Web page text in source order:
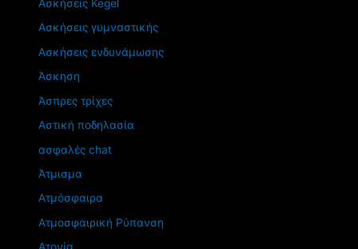
Ασκήσεις Kegel
Ασκήσεις γυμναστικής
Ασκήσεις ενδυνάμωσης
Άσκηση
Άσπρες τρίχες
Αστική ποδηλασία
ασφαλές chat
Άτμισμα
Ατμόσφαιρα
Ατμοσφαιρική Ρύπανση